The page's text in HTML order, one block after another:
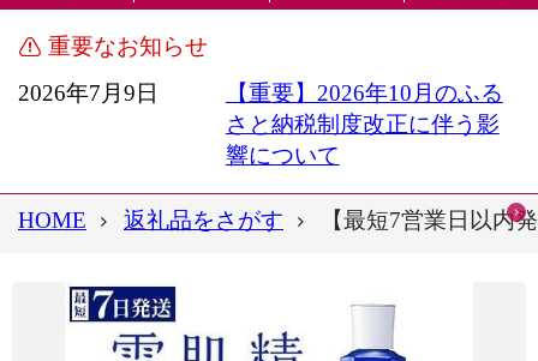
重要なお知らせ
2026年7月9日
【重要】2026年10月のふる
さと納税制度改正に伴う影
響について
HOME 返礼品をさがす 【最短7営業日以内